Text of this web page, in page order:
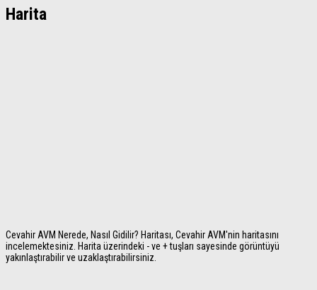
Harita
Cevahir AVM Nerede, Nasıl Gidilir? Haritası, Cevahir AVM'nin haritasını
incelemektesiniz. Harita üzerindeki - ve + tuşları sayesinde görüntüyü
yakınlaştırabilir ve uzaklaştırabilirsiniz.